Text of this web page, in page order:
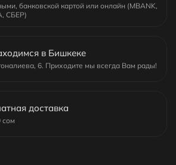
банковской картой или онлайн (MBANK,
СБЕР)
в Бишкеке
6. Приходите мы всегда Вам рады!
доставка
сом